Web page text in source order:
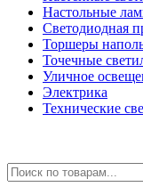
Настольные
Светодиодная
Торшеры
Точечные
Уличное
Электрика
Технические